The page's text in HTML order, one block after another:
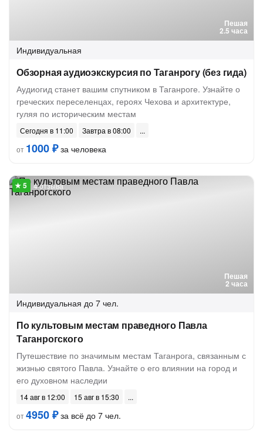
Пешая
2.5 часа
Индивидуальная
Обзорная аудиоэкскурсия по Таганрогу (без гида)
Аудиогид станет вашим спутником в Таганроге. Узнайте о
греческих переселенцах, героях Чехова и архитектуре,
гуляя по историческим местам
Сегодня в 11:00
Завтра в 08:00
от 1000 ₽за человека
Пешая
2 часа
4 отзыва
Индивидуальная до 7 чел.
По культовым местам праведного Павла
Таганрогского
Путешествие по значимым местам Таганрога, связанным с
жизнью святого Павла. Узнайте о его влиянии на город и
его духовном наследии
14 авг в 12:00
15 авг в 15:30
от4950 ₽за всё до 7 чел.